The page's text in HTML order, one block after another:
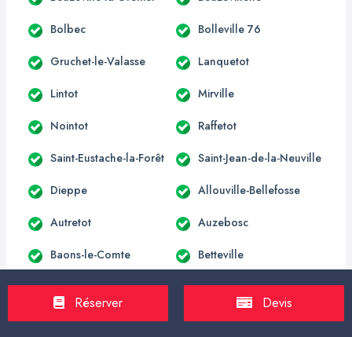
Bolbec Bolleville 76
Gruchet-le-Valasse Lanquetot
Lintot Mirville
Nointot Raffetot
Saint-Eustache-la-Forêt Saint-Jean-de-la-Neuville
Dieppe Allouville-Bellefosse
Autretot Auzebosc
Baons-le-Comte Betteville
Blacqueville Bois-Himont
Carville-la-Folletière Croix-Mare
Réserver Devis